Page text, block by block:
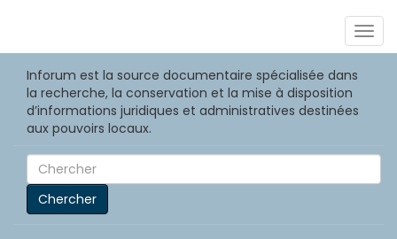
Inforum est la source documentaire spécialisée dans
la recherche, la conservation et la mise à disposition
d’informations juridiques et administratives destinées
aux pouvoirs locaux.
Chercher